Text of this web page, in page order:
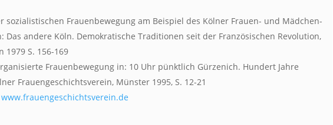
sozialistischen Frauenbewegung am Beispiel des Kölner Frauen- und Mädchen-
Das andere Köln. Demokratische Traditionen seit der Französischen Revolution,
1979 S. 156-169
Frauenbewegung in: 10 Uhr pünktlich Gürzenich. Hundert Jahre
Frauengeschichtsverein, Münster 1995, S. 12-21
www.frauengeschichtsverein.de